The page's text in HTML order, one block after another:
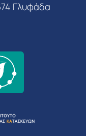
Γλυφάδα